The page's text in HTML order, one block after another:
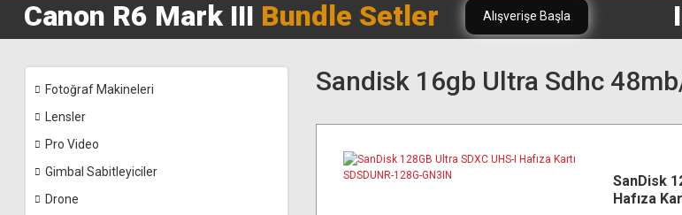
Canon R6 Mark III Bundle Setler Alışverişe Başla
Fotoğraf Makineleri
Lensler
Pro Video
Gimbal Sabitleyiciler
Drone
Sandisk 16gb Ultra Sdhc
SanDisk
Hafıza